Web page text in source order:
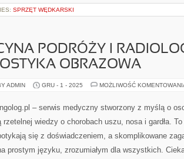
SPRZĘT WĘDKARSKI
PODRÓŻY I
OBRAZOWA
ADMIN GRU - 1 - 2025 MOŻLIWOŚĆ
– serwis medyczny stworzony z myślą o
rzetelnej wiedzy o chorobach uszu, nosa i gardła.
się z doświadczeniem, a skomplikowane
prostym języku, zrozumiałym dla wszystkich.